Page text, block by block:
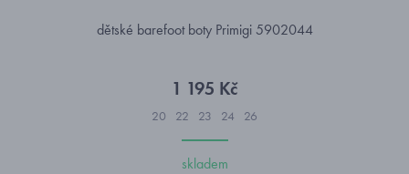
dětské barefoot boty Primigi 5902044
1 195 Kč
20 22 23 24 26
skladem